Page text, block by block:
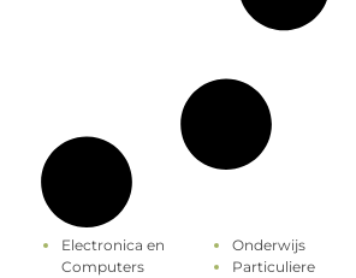
Electronica en
Computers
Onderwijs
Particuliere